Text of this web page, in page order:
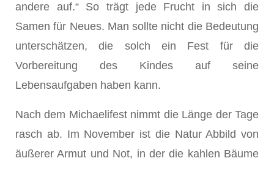
andere auf.“ So trägt jede Frucht in sich die
Samen für Neues. Man sollte nicht die Bedeutung
unterschätzen, die solch ein Fest für die
Vorbereitung des Kindes auf seine
Lebensaufgaben haben kann.
Nach dem Michaelifest nimmt die Länge der Tage
rasch ab. Im November ist die Natur Abbild von
äußerer Armut und Not, in der die kahlen Bäume